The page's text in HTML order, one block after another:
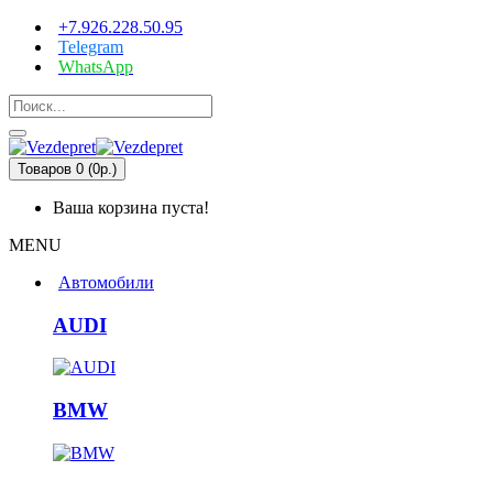
+7.926.228.50.95
Telegram
WhatsApp
Товаров 0 (0р.)
Ваша корзина пуста!
MENU
Автомобили
AUDI
BMW